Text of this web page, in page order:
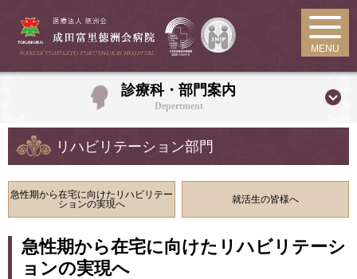
MENU
リハビリテーション部門
急性期から在宅に向けたリハビリテー
ションの実現へ
就活生の皆様へ
急性期から在宅に向けたリハビリテーシ
ョンの実現へ
診療科・部門案内
Depertment